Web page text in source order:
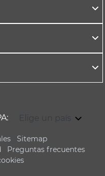
Elige un país
Sitemap
Preguntas frecuentes